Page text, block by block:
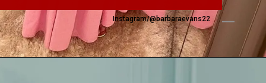
Instagram/@barbaraevans22